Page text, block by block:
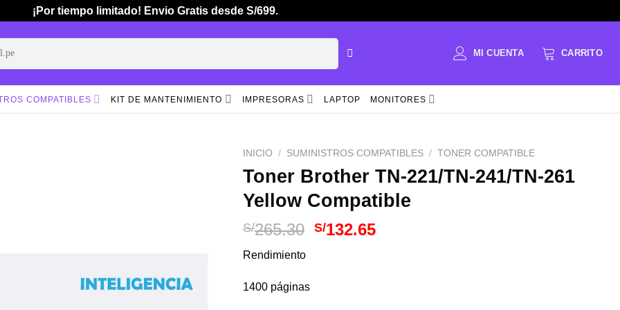
¡Por tiempo limitado! Envio Gratis desde S/699.
COMPATIBLES KIT DE MANTENIMIENTO IMPRESORAS LAPTOP MONITORES
INICIO / SUMINISTROS COMPATIBLES / TONER COMPATIBLE
Toner Brother TN-221/TN-241/TN-261
Yellow Compatible
S/265.30 El
S/132.65El
Rendimiento
1400 páginas